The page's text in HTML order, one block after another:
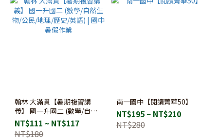
翰林 大滿貫【暑期複習講
義】 國一升國二 (數學/自然
生物/公民/地理/歷史/英語) |
國中暑假作業
NT$111 ~ NT$117
NT$180
南一國中【閱讀菁華50】
NT$195 ~ NT$210
NT$280